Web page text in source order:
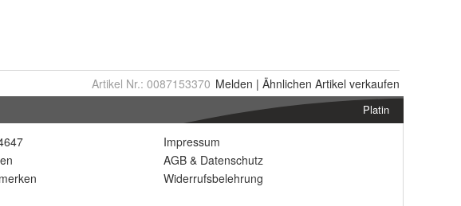
Artikel Nr.: 0087153370 Melden | Ähnlichen Artikel verkaufen
Platin
Impressum
AGB & Datenschutz
Widerrufsbelehrung